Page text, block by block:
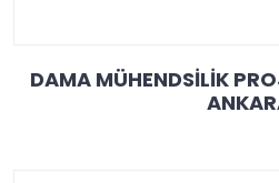
DAMA MÜHENDSİLİK